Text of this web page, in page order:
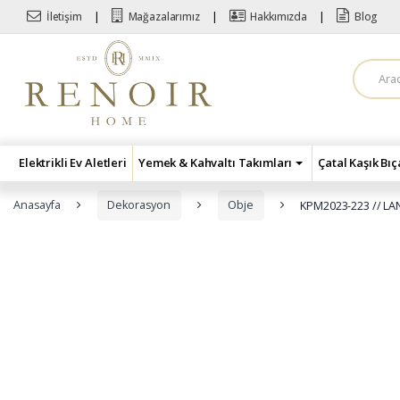
Skip to navigation
Skip to content
İletişim Mağazalarımız Hakkımızda Blog
A
r
a
Elektrikli Ev Aletleri Yemek & Kahvaltı Takımları Çatal Kaşık
Anasayfa Dekorasyon Obje KPM2023-223 //